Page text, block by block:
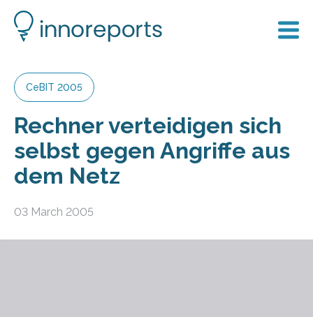
CeBIT 2005
Rechner verteidigen sich
selbst gegen Angriffe aus
dem Netz
03 March 2005